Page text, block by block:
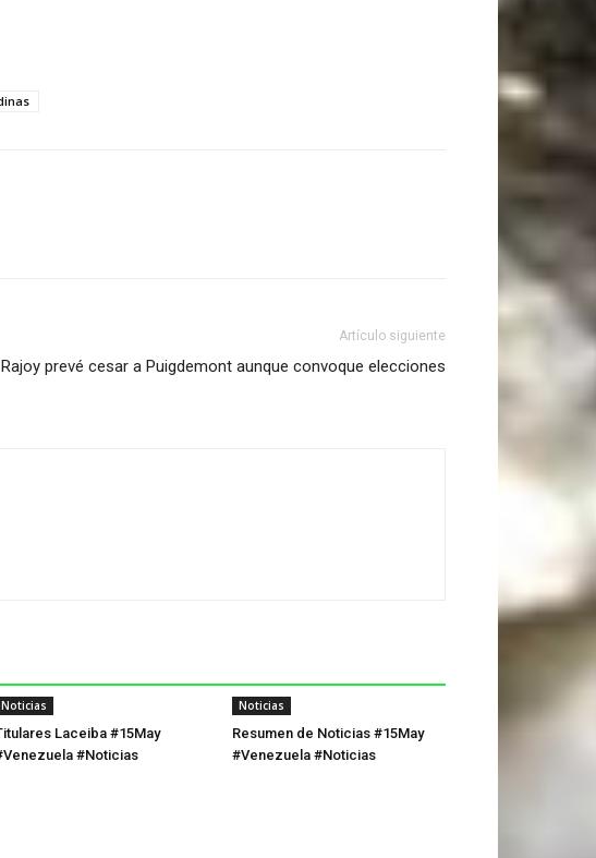
Artículo siguiente
Rajoy prevé cesar a Puigdemont aunque convoque elecciones
Noticias
Laceiba #15May
#Noticias
Noticias
Resumen de Noticias #15May
#Venezuela #Noticias